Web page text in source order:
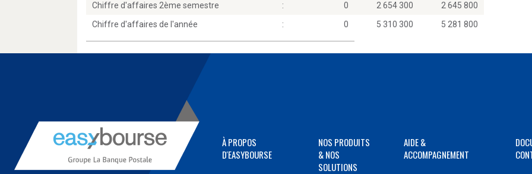
Chiffre d'affaires 2ème semestre
: 0 2 654 300
2 645 800
Chiffre d'affaires de l'année
: 0 5 310 300 5 281 800
À PROPOS
D'EASYBOURSE
NOS PRODUITS
& NOS
SOLUTIONS
AIDE &
ACCOMPAGNEMENT